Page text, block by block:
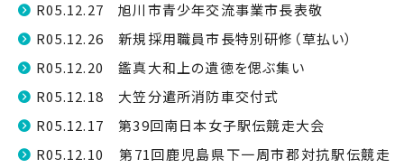
R05.12.27 旭川市青少年交流事業市長表敬
R05.12.26 新規採用職員市長特別研修（草払い）
R05.12.20 鑑真大和上の遺徳を偲ぶ集い
R05.12.18 大笠分遣所消防車交付式
R05.12.17 第39回南日本女子駅伝競走大会
R05.12.10 第71回鹿児島県下一周市郡対抗駅伝競走